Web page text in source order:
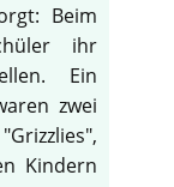
Beim
ihr
Ein
zwei
Kindern